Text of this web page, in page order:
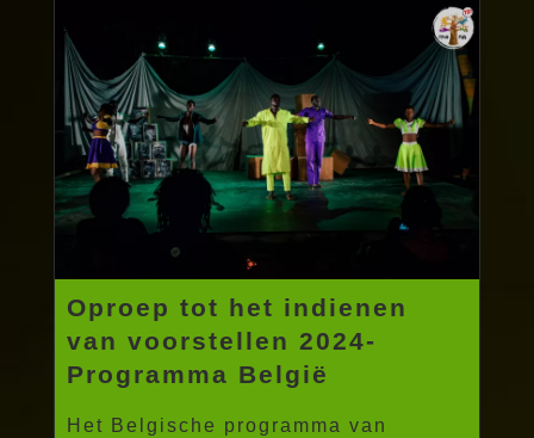
Oproep tot het indienen
van voorstellen 2024-
Programma België
Het Belgische programma van